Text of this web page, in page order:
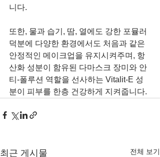
니다.
또한, 물과 습기, 땀, 열에도 강한 포뮬러
덕분에 다양한 환경에서도 처음과 같은
안정적인 메이크업을 유지시켜주며, 항
산화 성분이 함유된 다마스크 장미와 안
티-폴루션 역할을 선사하는 Vitalit-E 성
분이 피부를 한층 건강하게 지켜줍니다.
최근 게시물 전체 보기